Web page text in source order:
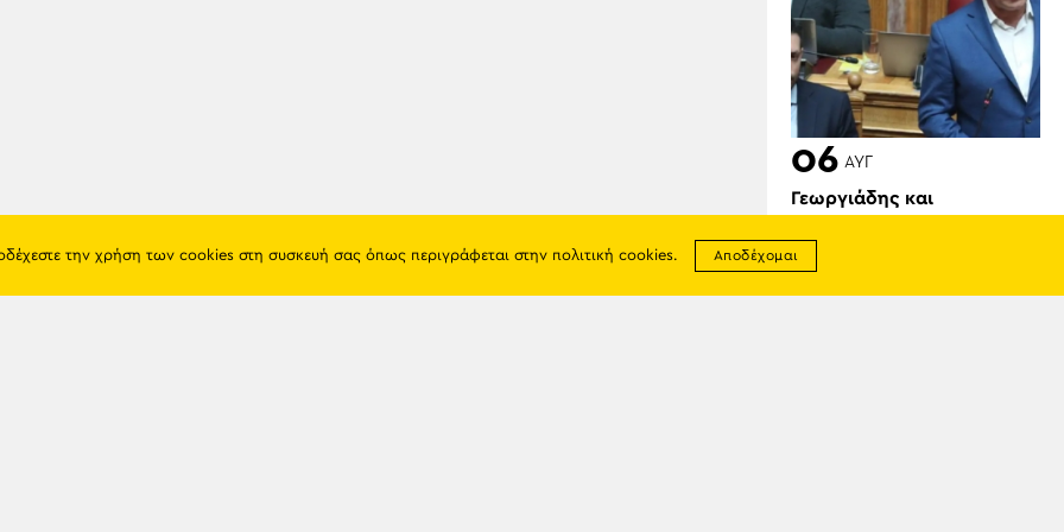
06 ΑΥΓ
Γεωργιάδης και
Τραμπ να παρέμβει για τα
Γλυπτά του Παρθενώνα:
την χρήση των cookies στη συσκευή σας όπως περιγράφεται στην πολιτική cookies. Αποδέχομαι